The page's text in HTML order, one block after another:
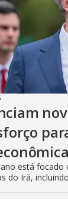
está focado
do Irã,